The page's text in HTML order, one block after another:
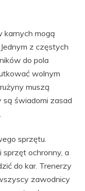
karnych mogą
z częstych
do pola
wolnym
muszą
świadomi zasad
sprzętu.
ochronny, a
do kar. Trenerzy
zawodnicy